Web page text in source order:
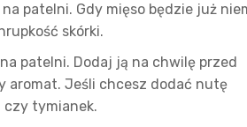
patelni. Gdy mięso będzie już
skórki.
patelni. Dodaj ją na chwilę przed
aromat. Jeśli chcesz dodać nutę
czy tymianek.